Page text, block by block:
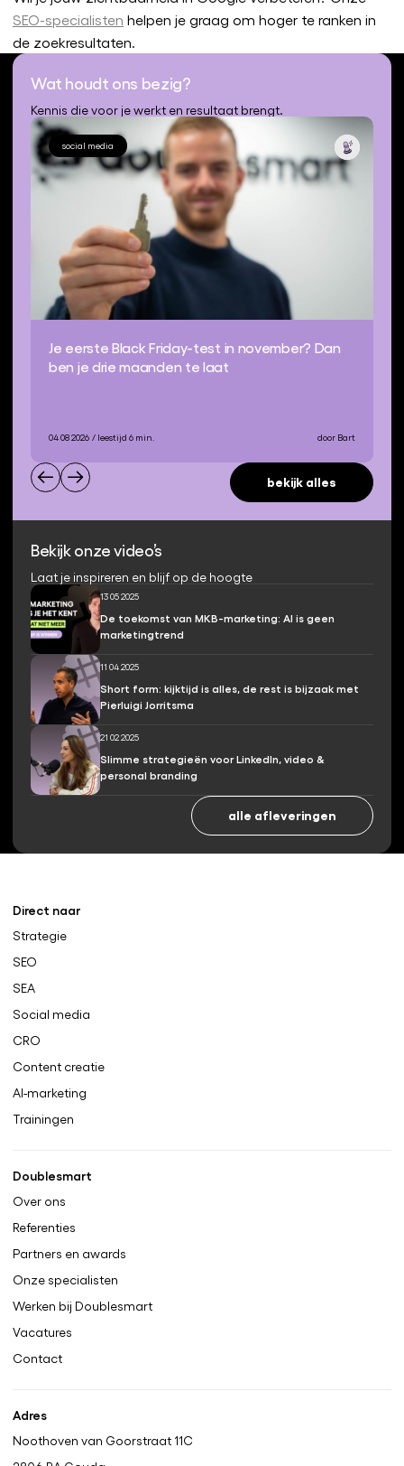
SEO-specialisten helpen je graag om hoger te ranken in
de zoekresultaten.
Wat houdt ons bezig?
Kennis die voor je werkt en resultaat brengt.
social media
Je eerste Black Friday-test in november? Dan
ben je drie maanden te laat
04 08 2026 / leestijd 6 min. door Bart
bekijk alles
Bekijk onze video’s
Laat je inspireren en blijf op de hoogte
13 05 2025
De toekomst van MKB-marketing: AI is geen
marketingtrend
11 04 2025
Short form: kijktijd is alles, de rest is bijzaak met
Pierluigi Jorritsma
21 02 2025
Slimme strategieën voor LinkedIn, video &
personal branding
alle afleveringen
Direct naar
Strategie
SEO
SEA
Social media
CRO
Content creatie
AI-marketing
Trainingen
Doublesmart
Over ons
Referenties
Partners en awards
Onze specialisten
Werken bij Doublesmart
Vacatures
Contact
Adres
Noothoven van Goorstraat 11C